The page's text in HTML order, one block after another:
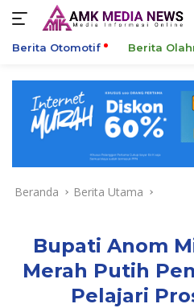
konten
Berita Otomotif Berita
Beranda Berita Utama
Bupati Anom
Merah Putih
Pelajari